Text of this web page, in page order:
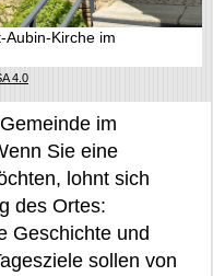
Aubin-Kirche im
4.0
im
Sie eine
lohnt sich
des Ortes:
Geschichte und
sollen von